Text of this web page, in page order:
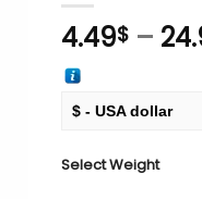
4.49$ –
$ - USA dollar
Select Weight